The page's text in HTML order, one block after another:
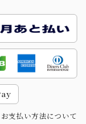
お支払い方法について